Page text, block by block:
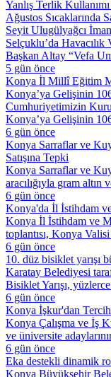
Yanlış Terlik
Ağustos
Seyit Ulugülyağcı
Selçuklu’da
Başkan Altay “Vefa
5 gün önce
Konya İl Millî Eğitim
Konya’ya Gelişinin
Cumhuriyetimizin
Konya’ya Gelişinin
6 gün önce
Konya Sarraflar ve
Satışına Tepki
Konya Sarraflar ve
aracılığıyla gram altın
6 gün önce
Konya'da İl İstihdam
Konya İl İstihdam ve
toplantısı, Konya
6 gün önce
10. düz bisiklet yarışı
Karatay Belediyesi
Bisiklet Yarışı,
6 gün önce
Konya İşkur'dan
Konya Çalışma ve İş
ve üniversite
6 gün önce
Eka destekli dinamik
Konya Büyükşehir